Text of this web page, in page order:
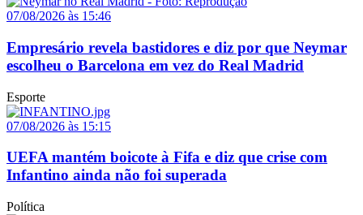
07/08/2026 às 15:46
Empresário revela bastidores e diz por que Neymar
escolheu o Barcelona em vez do Real Madrid
Esporte
07/08/2026 às 15:15
UEFA mantém boicote à Fifa e diz que crise com
Infantino ainda não foi superada
Política